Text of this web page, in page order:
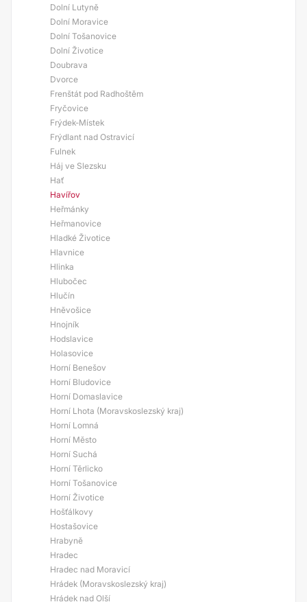
Dolní Lutyně
Dolní Moravice
Dolní Tošanovice
Dolní Životice
Doubrava
Dvorce
Frenštát pod Radhoštěm
Fryčovice
Frýdek-Místek
Frýdlant nad Ostravicí
Fulnek
Háj ve Slezsku
Hať
Havířov
Heřmánky
Heřmanovice
Hladké Životice
Hlavnice
Hlinka
Hlubočec
Hlučín
Hněvošice
Hnojník
Hodslavice
Holasovice
Horní Benešov
Horní Bludovice
Horní Domaslavice
Horní Lhota (Moravskoslezský kraj)
Horní Lomná
Horní Město
Horní Suchá
Horní Těrlicko
Horní Tošanovice
Horní Životice
Hošťálkovy
Hostašovice
Hrabyně
Hradec
Hradec nad Moravicí
Hrádek (Moravskoslezský kraj)
Hrádek nad Olší